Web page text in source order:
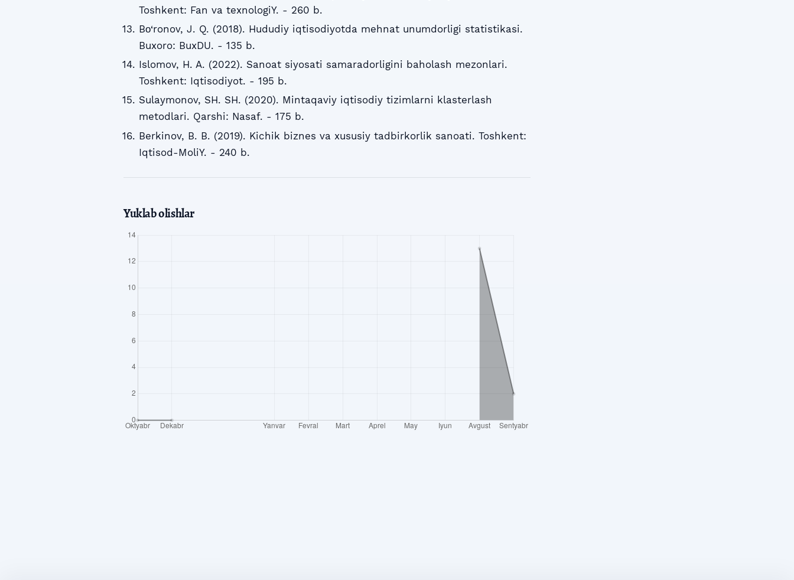
Toshkent: Fan va texnologiY. - 260 b.
Bо‘ronov, J. Q. (2018). Hududiy iqtisodiyotda mehnat unumdorligi statistikasi.
Buxoro: BuxDU. - 135 b.
Islomov, H. A. (2022). Sanoat siyosati samaradorligini baholash mezonlari.
Toshkent: Iqtisodiyot. - 195 b.
Sulaymonov, SH. SH. (2020). Mintaqaviy iqtisodiy tizimlarni klasterlash
metodlari. Qarshi: Nasaf. - 175 b.
Berkinov, B. B. (2019). Kichik biznes va xususiy tadbirkorlik sanoati. Toshkent:
Iqtisod-MoliY. - 240 b.
Yuklab olishlar